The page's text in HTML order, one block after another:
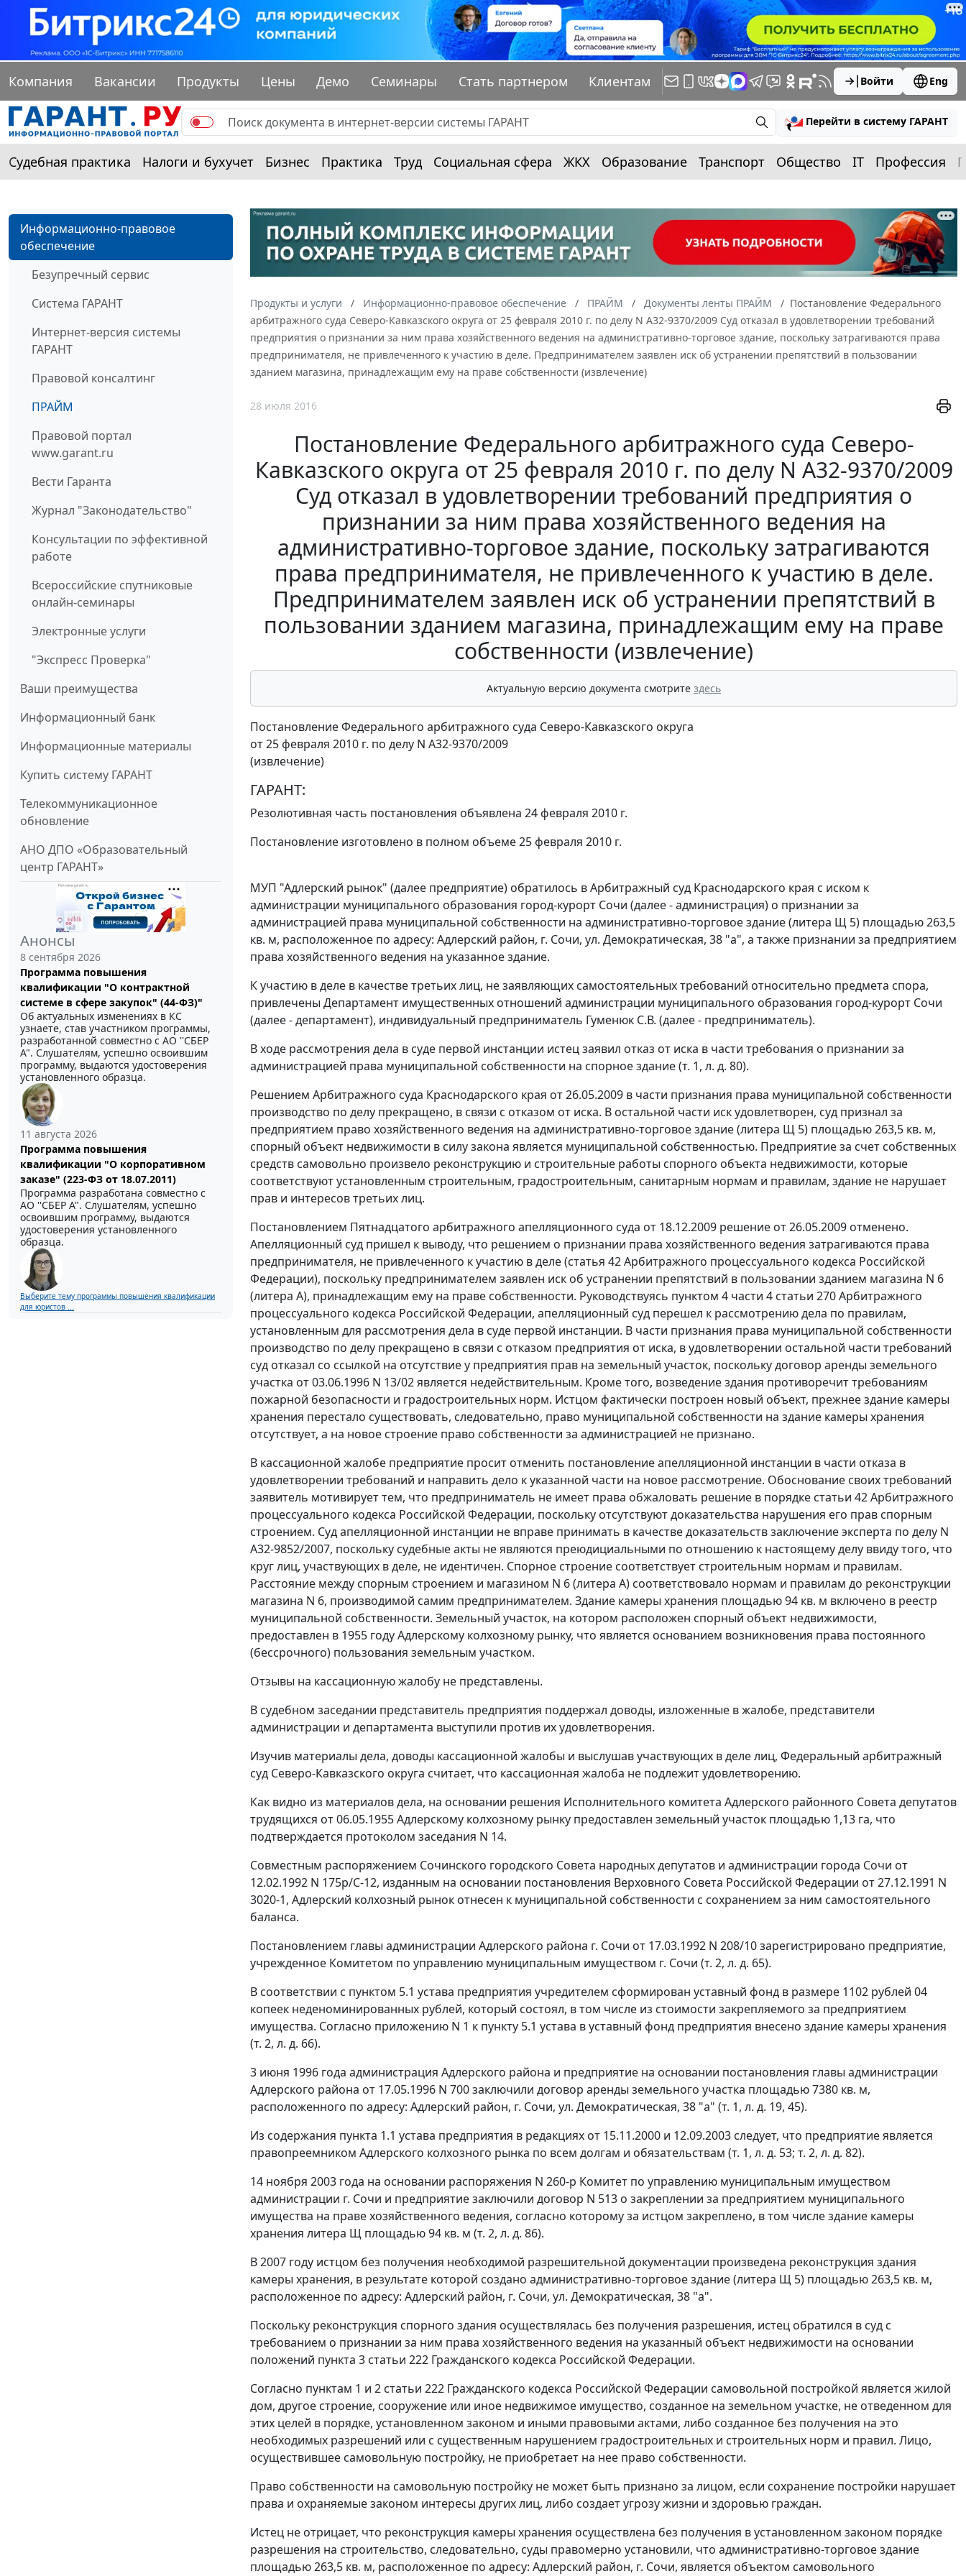
Компания Вакансии Продукты Цены Демо Семинары Стать партнером Клиентам Войти Eng
Перейти в систему ГАРАНТ
Судебная практика Налоги и бухучет Бизнес Практика Труд Социальная сфера ЖКХ Образование Транспорт Общество IT Профессия
Информационно-правовое
обеспечение
Безупречный сервис
Система ГАРАНТ
Интернет-версия системы
ГАРАНТ
Правовой консалтинг
ПРАЙМ
Правовой портал
www.garant.ru
Вести Гаранта
Журнал "Законодательство"
Консультации по эффективной
работе
Всероссийские спутниковые
онлайн-семинары
Электронные услуги
"Экспресс Проверка"
Ваши преимущества
Информационный банк
Информационные материалы
Купить систему ГАРАНТ
Телекоммуникационное
обновление
АНО ДПО «Образовательный
центр ГАРАНТ»
Анонсы
8 сентября 2026
Программа повышения
квалификации "О контрактной
системе в сфере закупок" (44-ФЗ)"
Об актуальных изменениях в КС
узнаете, став участником программы,
разработанной совместно с АО ''СБЕР
А". Слушателям, успешно освоившим
программу, выдаются удостоверения
установленного образца.
11 августа 2026
Программа повышения
квалификации "О корпоративном
заказе" (223-ФЗ от 18.07.2011)
Программа разработана совместно с
АО ''СБЕР А". Слушателям, успешно
освоившим программу, выдаются
удостоверения установленного
образца.
Выберите тему программы повышения квалификации
для юристов ...
Продукты и услуги Информационно-правовое обеспечение ПРАЙМ Документы ленты ПРАЙМ
Постановление Федерального
арбитражного суда Северо-Кавказского округа от 25 февраля 2010 г. по делу N А32-9370/2009 Суд отказал в удовлетворении требований
предприятия о признании за ним права хозяйственного ведения на административно-торговое здание, поскольку затрагиваются права
предпринимателя, не привлеченного к участию в деле. Предпринимателем заявлен иск об устранении препятствий в пользовании
зданием магазина, принадлежащим ему на праве собственности (извлечение)
28 июля 2016
Постановление Федерального арбитражного суда Северо-
Кавказского округа от 25 февраля 2010 г. по делу N А32-9370/2009
Суд отказал в удовлетворении требований предприятия о
признании за ним права хозяйственного ведения на
административно-торговое здание, поскольку затрагиваются
права предпринимателя, не привлеченного к участию в деле.
Предпринимателем заявлен иск об устранении препятствий в
пользовании зданием магазина, принадлежащим ему на праве
собственности (извлечение)
Актуальную версию документа смотрите здесь
Постановление Федерального арбитражного суда Северо-Кавказского округа
от 25 февраля 2010 г. по делу N А32-9370/2009
(извлечение)
ГАРАНТ:
Резолютивная часть постановления объявлена 24 февраля 2010 г.
Постановление изготовлено в полном объеме 25 февраля 2010 г.
МУП "Адлерский рынок" (далее предприятие) обратилось в Арбитражный суд Краснодарского края с иском к
администрации муниципального образования город-курорт Сочи (далее - администрация) о признании за
администрацией права муниципальной собственности на административно-торговое здание (литера Щ 5) площадью 263,5
кв. м, расположенное по адресу: Адлерский район, г. Сочи, ул. Демократическая, 38 "а", а также признании за предприятием
права хозяйственного ведения на указанное здание.
К участию в деле в качестве третьих лиц, не заявляющих самостоятельных требований относительно предмета спора,
привлечены Департамент имущественных отношений администрации муниципального образования город-курорт Сочи
(далее - департамент), индивидуальный предприниматель Гуменюк С.В. (далее - предприниматель).
В ходе рассмотрения дела в суде первой инстанции истец заявил отказ от иска в части требования о признании за
администрацией права муниципальной собственности на спорное здание (т. 1, л. д. 80).
Решением Арбитражного суда Краснодарского края от 26.05.2009 в части признания права муниципальной собственности
производство по делу прекращено, в связи с отказом от иска. В остальной части иск удовлетворен, суд признал за
предприятием право хозяйственного ведения на административно-торговое здание (литера Щ 5) площадью 263,5 кв. м,
спорный объект недвижимости в силу закона является муниципальной собственностью. Предприятие за счет собственных
средств самовольно произвело реконструкцию и строительные работы спорного объекта недвижимости, которые
соответствуют установленным строительным, градостроительным, санитарным нормам и правилам, здание не нарушает
прав и интересов третьих лиц.
Постановлением Пятнадцатого арбитражного апелляционного суда от 18.12.2009 решение от 26.05.2009 отменено.
Апелляционный суд пришел к выводу, что решением о признании права хозяйственного ведения затрагиваются права
предпринимателя, не привлеченного к участию в деле (статья 42Арбитражного процессуального кодекса Российской
Федерации), поскольку предпринимателем заявлен иск об устранении препятствий в пользовании зданием магазина N 6
(литера А), принадлежащим ему на праве собственности. Руководствуясь пунктом 4 части 4 статьи 270Арбитражного
процессуального кодекса Российской Федерации, апелляционный суд перешел к рассмотрению дела по правилам,
установленным для рассмотрения дела в суде первой инстанции. В части признания права муниципальной собственности
производство по делу прекращено в связи с отказом предприятия от иска, в удовлетворении остальной части требований
суд отказал со ссылкой на отсутствие у предприятия прав на земельный участок, поскольку договор аренды земельного
участка от 03.06.1996 N 13/02 является недействительным. Кроме того, возведение здания противоречит требованиям
пожарной безопасности и градостроительных норм. Истцом фактически построен новый объект, прежнее здание камеры
хранения перестало существовать, следовательно, право муниципальной собственности на здание камеры хранения
отсутствует, а на новое строение право собственности за администрацией не признано.
В кассационной жалобе предприятие просит отменить постановление апелляционной инстанции в части отказа в
удовлетворении требований и направить дело к указанной части на новое рассмотрение. Обоснование своих требований
заявитель мотивирует тем, что предприниматель не имеет права обжаловать решение в порядке статьи 42Арбитражного
процессуального кодекса Российской Федерации, поскольку отсутствуют доказательства нарушения его прав спорным
строением. Суд апелляционной инстанции не вправе принимать в качестве доказательств заключение эксперта по делу N
А32-9852/2007, поскольку судебные акты не являются преюдициальными по отношению к настоящему делу ввиду того, что
круг лиц, участвующих в деле, не идентичен. Спорное строение соответствует строительным нормам и правилам.
Расстояние между спорным строением и магазином N 6 (литера А) соответствовало нормам и правилам до реконструкции
магазина N 6, производимой самим предпринимателем. Здание камеры хранения площадью 94 кв. м включено в реестр
муниципальной собственности. Земельный участок, на котором расположен спорный объект недвижимости,
предоставлен в 1955 году Адлерскому колхозному рынку, что является основанием возникновения права постоянного
(бессрочного) пользования земельным участком.
Отзывы на кассационную жалобу не представлены.
В судебном заседании представитель предприятия поддержал доводы, изложенные в жалобе, представители
администрации и департамента выступили против их удовлетворения.
Изучив материалы дела, доводы кассационной жалобы и выслушав участвующих в деле лиц, Федеральный арбитражный
суд Северо-Кавказского округа считает, что кассационная жалоба не подлежит удовлетворению.
Как видно из материалов дела, на основании решения Исполнительного комитета Адлерского районного Совета депутатов
трудящихся от 06.05.1955 Адлерскому колхозному рынку предоставлен земельный участок площадью 1,13 га, что
подтверждается протоколом заседания N 14.
Совместным распоряжением Сочинского городского Совета народных депутатов и администрации города Сочи от
12.02.1992 N 175р/С-12, изданным на основании постановления Верховного Совета Российской Федерации от 27.12.1991 N
3020-1, Адлерский колхозный рынок отнесен к муниципальной собственности с сохранением за ним самостоятельного
баланса.
Постановлением главы администрации Адлерского района г. Сочи от 17.03.1992 N 208/10 зарегистрировано предприятие,
учрежденное Комитетом по управлению муниципальным имуществом г. Сочи (т. 2, л. д. 65).
В соответствии с пунктом 5.1 устава предприятия учредителем сформирован уставный фонд в размере 1102 рублей 04
копеек неденоминированных рублей, который состоял, в том числе из стоимости закрепляемого за предприятием
имущества. Согласно приложению N 1 к пункту 5.1 устава в уставный фонд предприятия внесено здание камеры хранения
(т. 2, л. д. 66).
3 июня 1996 года администрация Адлерского района и предприятие на основании постановления главы администрации
Адлерского района от 17.05.1996 N 700 заключили договор аренды земельного участка площадью 7380 кв. м,
расположенного по адресу: Адлерский район, г. Сочи, ул. Демократическая, 38 "а" (т. 1, л. д. 19, 45).
Из содержания пункта 1.1 устава предприятия в редакциях от 15.11.2000 и 12.09.2003 следует, что предприятие является
правопреемником Адлерского колхозного рынка по всем долгам и обязательствам (т. 1, л. д. 53; т. 2, л. д. 82).
14 ноября 2003 года на основании распоряжения N 260-р Комитет по управлению муниципальным имуществом
администрации г. Сочи и предприятие заключили договор N 513 о закреплении за предприятием муниципального
имущества на праве хозяйственного ведения, согласно которому за истцом закреплено, в том числе здание камеры
хранения литера Щ площадью 94 кв. м (т. 2, л. д. 86).
В 2007 году истцом без получения необходимой разрешительной документации произведена реконструкция здания
камеры хранения, в результате которой создано административно-торговое здание (литера Щ 5) площадью 263,5 кв. м,
расположенное по адресу: Адлерский район, г. Сочи, ул. Демократическая, 38 "а".
Поскольку реконструкция спорного здания осуществлялась без получения разрешения, истец обратился в суд с
требованием о признании за ним права хозяйственного ведения на указанный объект недвижимости на основании
положений пункта 3 статьи 222 Гражданского кодекса Российской Федерации.
Согласно пунктам 1 и 2 статьи 222 Гражданского кодекса Российской Федерации самовольной постройкой является жилой
дом, другое строение, сооружение или иное недвижимое имущество, созданное на земельном участке, не отведенном для
этих целей в порядке, установленном законом и иными правовыми актами, либо созданное без получения на это
необходимых разрешений или с существенным нарушением градостроительных и строительных норм и правил. Лицо,
осуществившее самовольную постройку, не приобретает на нее право собственности.
Право собственности на самовольную постройку не может быть признано за лицом, если сохранение постройки нарушает
права и охраняемые законом интересы других лиц, либо создает угрозу жизни и здоровью граждан.
Истец не отрицает, что реконструкция камеры хранения осуществлена без получения в установленном законом порядке
разрешения на строительство, следовательно, суды правомерно установили, что административно-торговое здание
площадью 263,5 кв. м, расположенное по адресу: Адлерский район, г. Сочи, является объектом самовольного